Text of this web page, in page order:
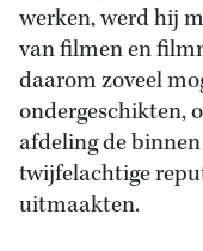
werken, werd hij
van filmen en
daarom zoveel
ondergeschikten,
afdeling de
twijfelachtige
uitmaakten.